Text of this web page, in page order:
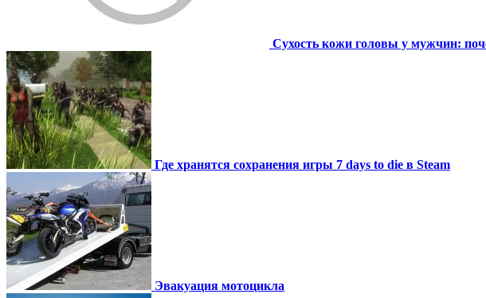
Сухость кожи головы у мужчин:
Где хранятся сохранения игры 7 days to die в Steam
Эвакуация мотоцикла